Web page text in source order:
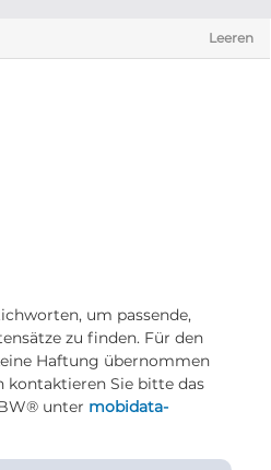
Leeren
um passende,
zu finden. Für den
Haftung übernommen
kontaktieren Sie bitte das
unter mobidata-